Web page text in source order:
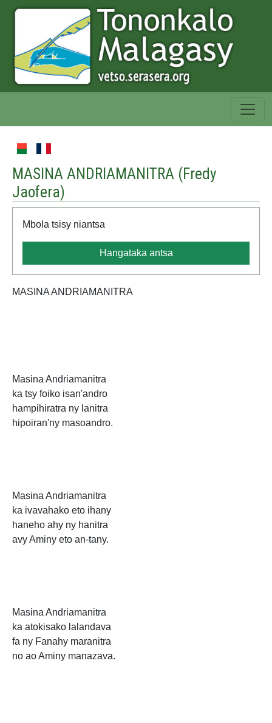
MASINA ANDRIAMANITRA (Fredy
Jaofera)
Mbola tsisy niantsa
Hangataka antsa
MASINA ANDRIAMANITRA
Masina Andriamanitra
ka tsy foiko isan'andro
hampihiratra ny lanitra
hipoiran'ny masoandro.
Masina Andriamanitra
ka ivavahako eto ihany
haneho ahy ny hanitra
avy Aminy eto an-tany.
Masina Andriamanitra
ka atokisako lalandava
fa ny Fanahy maranitra
no ao Aminy manazava.